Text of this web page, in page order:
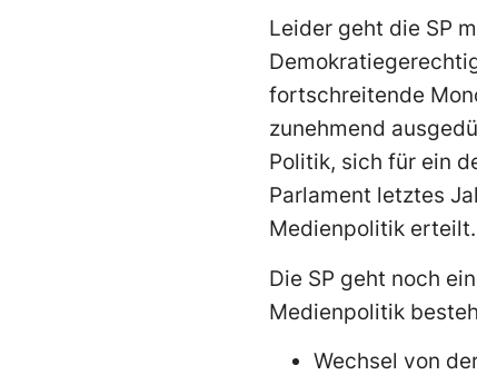
Leider geht die SP
fortschreitende
zunehmend
Politik, sich für ein
Parlament letztes
Medienpolitik erteilt.
Die SP geht noch
Medienpolitik
Wechsel von